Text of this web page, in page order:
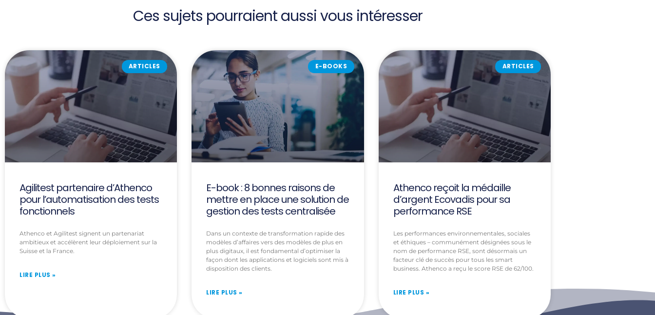
Ces sujets pourraient aussi vous intéresser
ARTICLES
Agilitest partenaire d’Athenco
pour l’automatisation des tests
fonctionnels
Athenco et Agilitest signent un partenariat
ambitieux et accélèrent leur déploiement sur la
Suisse et la France.
LIRE PLUS »
E-BOOKS
E-book : 8 bonnes raisons de
mettre en place une solution de
gestion des tests centralisée
Dans un contexte de transformation rapide des
modèles d’affaires vers des modèles de plus en
plus digitaux, il est fondamental d’optimiser la
façon dont les applications et logiciels sont mis à
disposition des clients.
LIRE PLUS »
ARTICLES
Athenco reçoit la médaille
d’argent Ecovadis pour sa
performance RSE
Les performances environnementales, sociales
et éthiques – communément désignées sous le
nom de performance RSE, sont désormais un
facteur clé de succès pour tous les smart
business. Athenco a reçu le score RSE de 62/100.
LIRE PLUS »